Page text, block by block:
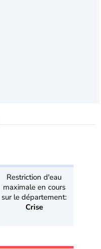
Restriction d'eau
maximale en cours
sur le département:
Crise